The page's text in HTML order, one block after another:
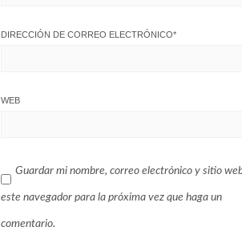
DIRECCIÓN DE CORREO ELECTRÓNICO*
WEB
Guardar mi nombre, correo electrónico y sitio
este navegador para la próxima vez que haga un
comentario.